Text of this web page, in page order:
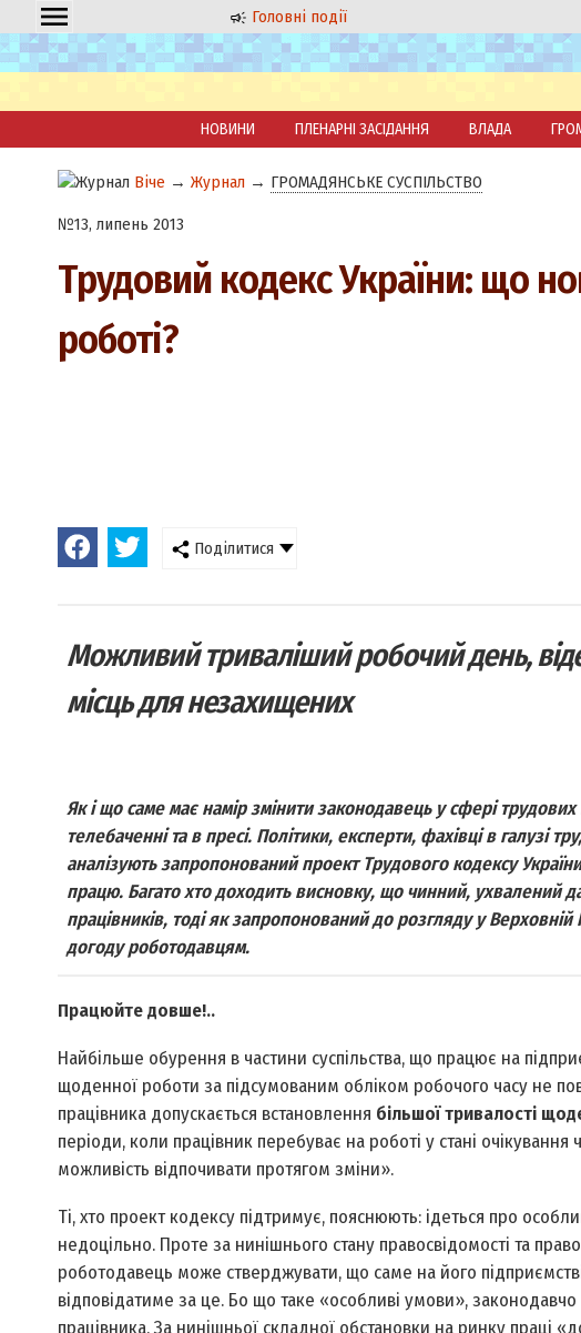
Головні події
НОВИНИ ПЛЕНАРНІ ЗАСІДАННЯ ВЛАДА
Віче → Журнал → ГРОМАДЯНСЬКЕ СУСПІЛЬСТВО
№13, липень 2013
Трудовий кодекс України: що
роботі?
Поділитися
Можливий триваліший робочий день,
місць для незахищених
Як і що саме має намір змінити законодавець у сфері трудових
телебаченні та в пресі. Політики, експерти, фахівці в галузі
аналізують запропонований проект Трудового кодексу
працю. Багато хто доходить висновку, що чинний, ухвалений
працівників, тоді як запропонований до розгляду у
догоду роботодавцям.
Працюйте довше!..
Найбільше обурення в частини суспільства, що працює на
щоденної роботи за підсумованим обліком робочого часу не
працівника допускається встановлення більшої тривалості
періоди, коли працівник перебуває на роботі у стані
можливість відпочивати протягом зміни».
Ті, хто проект кодексу підтримує, пояснюють: ідеться про
недоцільно. Проте за нинішнього стану правосвідомості та
роботодавець може стверджувати, що саме на його підприємстві
відповідатиме за це. Бо що таке «особливі умови»,
працівника. За нинішньої складної обстановки на ринку праці